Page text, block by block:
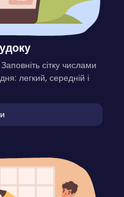
сітку числами
легкий, середній і